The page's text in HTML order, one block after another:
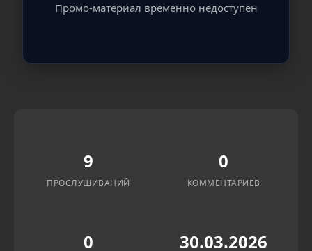
Промо-материал временно недоступен
9
ПРОСЛУШИВАНИЙ
0
КОММЕНТАРИЕВ
0 30.03.2026